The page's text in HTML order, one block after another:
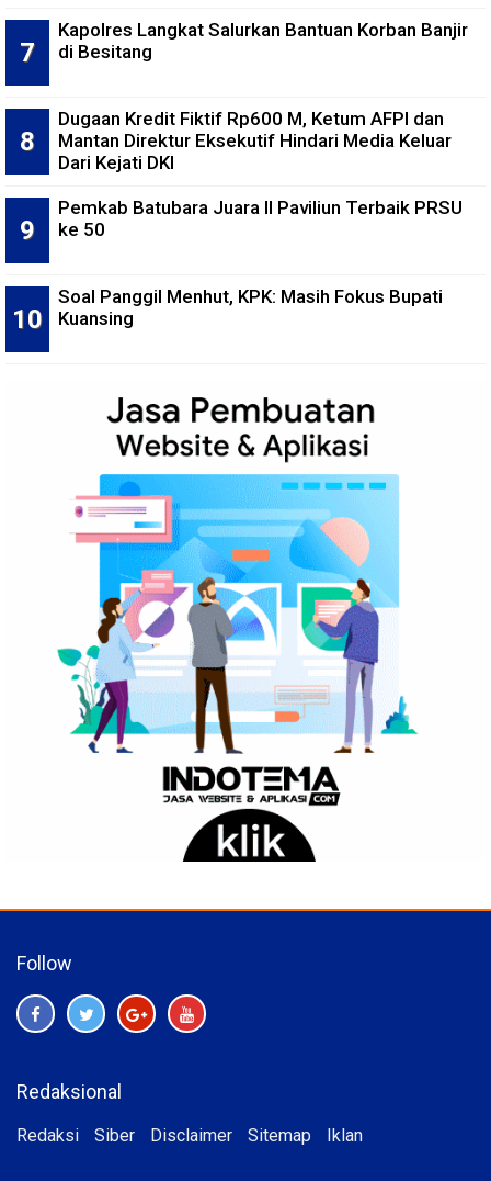
Kapolres Langkat Salurkan Bantuan Korban Banjir
di Besitang
Dugaan Kredit Fiktif Rp600 M, Ketum AFPI dan
Mantan Direktur Eksekutif Hindari Media Keluar
Dari Kejati DKI
Pemkab Batubara Juara II Paviliun Terbaik PRSU
ke 50
Soal Panggil Menhut, KPK: Masih Fokus Bupati
Kuansing
Follow
Redaksional
Redaksi Siber Disclaimer Sitemap Iklan